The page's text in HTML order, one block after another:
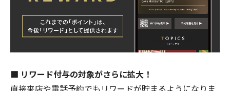
■ リワード付与の対象がさらに拡大！
直接来店や電話予約でもリワードが貯まるようになりま